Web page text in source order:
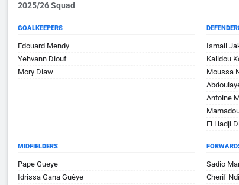
2025/26 Squad
GOALKEEPERS
Edouard Mendy
Yehvann Diouf
Mory Diaw
Ismail
Kalidou
Moussa
Antoine
El Hadji
MIDFIELDERS
Pape Gueye
Idrissa Gana Guèye
Sadio
Cherif